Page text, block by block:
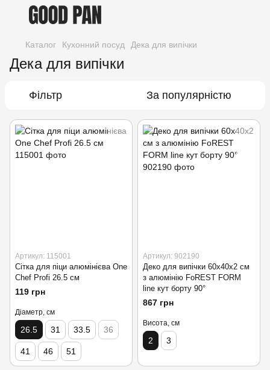
Каталог Кухонний посуд Дека для випічки
Дека для випічки
Фільтр За популярністю
Артикул: 115001
Сітка для піци алюмінієва One
Chef Profi 26.5 см
119 грн
Діаметр, см
26.5 31 33.5 36
41 46 51
Артикул: 902190
Деко для випічки 60х40х2 см
з алюмінію FoREST FORM
line кут борту 90°
867 грн
Висота, см
2 3